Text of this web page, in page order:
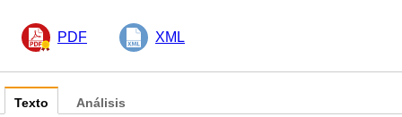
PDF XML
Texto Análisis